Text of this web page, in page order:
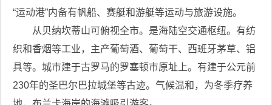
“运动港”内备有帆船、赛艇和游艇等运动与旅游设施。
从贝纳坎蒂山可俯视全市。是海陆空交通枢纽。有纺
织和香烟等工业，主产葡萄酒、葡萄干、西班牙茅草、铝
具等。城市建于古罗马的罗塞顿市原址上。有建于公元前
230年的圣巴尔巴拉城堡等古迹。气候温和，为冬季疗养